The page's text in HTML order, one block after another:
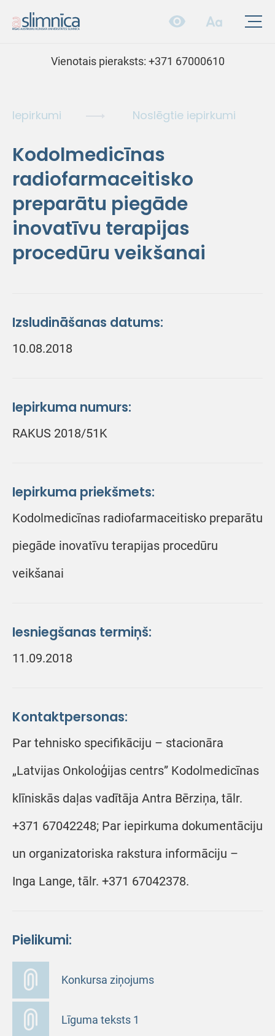
Vienotais pieraksts: +371 67000610
Iepirkumi Noslēgtie iepirkumi
Kodolmedicīnas
radiofarmaceitisko
preparātu piegāde
inovatīvu terapijas
procedūru veikšanai
Izsludināšanas datums:
10.08.2018
Iepirkuma numurs:
RAKUS 2018/51K
Iepirkuma priekšmets:
Kodolmedicīnas radiofarmaceitisko preparātu
piegāde inovatīvu terapijas procedūru
veikšanai
Iesniegšanas termiņš:
11.09.2018
Kontaktpersonas:
Par tehnisko specifikāciju – stacionāra
„Latvijas Onkoloģijas centrs” Kodolmedicīnas
klīniskās daļas vadītāja Antra Bērziņa, tālr.
+371 67042248; Par iepirkuma dokumentāciju
un organizatoriska rakstura informāciju –
Inga Lange, tālr. +371 67042378.
Pielikumi:
Konkursa ziņojums
Līguma teksts 1